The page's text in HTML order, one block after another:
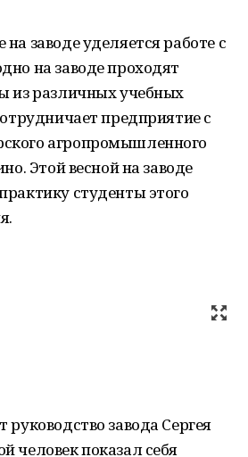
заводе уделяется работе с
на заводе проходят
из различных учебных
предприятие с
агропромышленного
Этой весной на заводе
студенты этого
руководство завода Сергея
человек показал себя